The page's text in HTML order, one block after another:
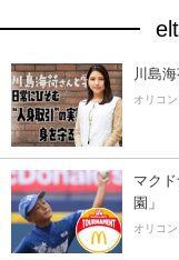
川島
オリコ
マク
園」
オリコ